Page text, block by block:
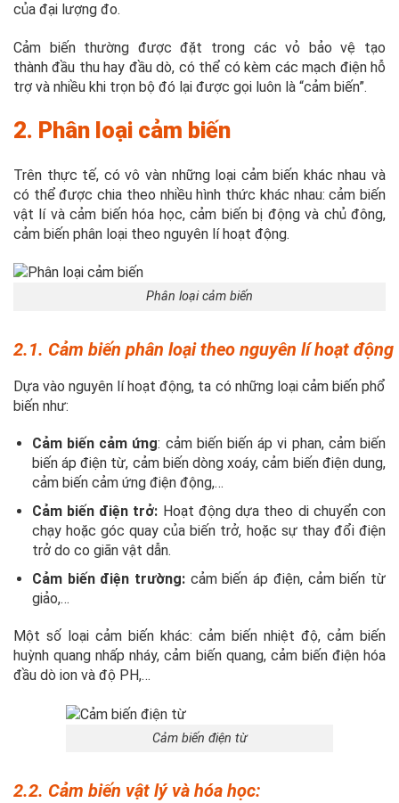
của đại lượng đo.
Cảm biến thường được đặt trong các vỏ bảo vệ tạo
thành đầu thu hay đầu dò, có thể có kèm các mạch điện hỗ
trợ và nhiều khi trọn bộ đó lại được gọi luôn là “cảm biến”.
2. Phân loại cảm biến
Trên thực tế, có vô vàn những loại cảm biến khác nhau và
có thể được chia theo nhiều hình thức khác nhau: cảm biến
vật lí và cảm biến hóa học, cảm biến bị động và chủ đông,
cảm biến phân loại theo nguyên lí hoạt động.
Phân loại cảm biến
2.1. Cảm biến phân loại theo nguyên lí hoạt động
Dựa vào nguyên lí hoạt động, ta có những loại cảm biến phổ
biến như:
Cảm biến cảm ứng: cảm biến biến áp vi phan, cảm biến
biến áp điện từ, cảm biến dòng xoáy, cảm biến điện dung,
cảm biến cảm ứng điện động,…
Cảm biến điện trở: Hoạt động dựa theo di chuyển con
chạy hoặc góc quay của biến trở, hoặc sự thay đổi điện
trở do co giãn vật dẫn.
Cảm biến điện trường:cảm biến áp điện, cảm biến từ
giảo,…
Một số loại cảm biến khác: cảm biến nhiệt độ, cảm biến
huỳnh quang nhấp nháy, cảm biến quang, cảm biến điện hóa
đầu dò ion và độ PH,…
Cảm biến điện từ
2.2. Cảm biến vật lý và hóa học: